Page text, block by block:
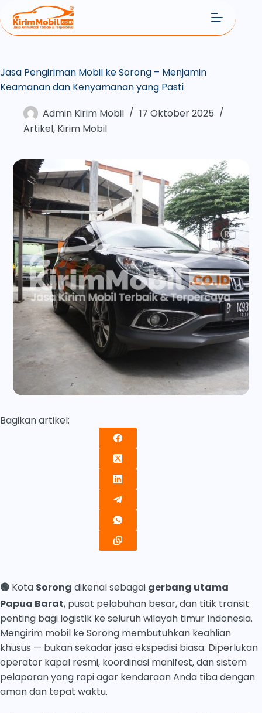
Jasa Pengiriman Mobil ke Sorong – Menjamin
Keamanan dan Kenyamanan yang Pasti
Admin Kirim Mobil
17 Oktober 2025
Artikel, Kirim Mobil
Bagikan artikel:
🟢 Kota Sorong dikenal sebagai gerbang utama
Papua Barat, pusat pelabuhan besar, dan titik transit
penting bagi logistik ke seluruh wilayah timur Indonesia.
Mengirim mobil ke Sorong membutuhkan keahlian
khusus — bukan sekadar jasa ekspedisi biasa. Diperlukan
operator kapal resmi, koordinasi manifest, dan sistem
pelaporan yang rapi agar kendaraan Anda tiba dengan
aman dan tepat waktu.